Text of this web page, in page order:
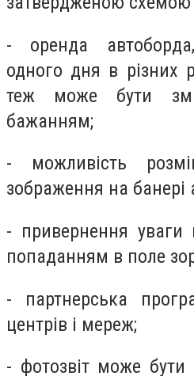
- оренда
одного дня в різних
теж може бути
бажанням;
- можливість
зображення на банері
- привернення уваги
попаданням в поле
- партнерська
центрів і мереж;
- фотозвіт може